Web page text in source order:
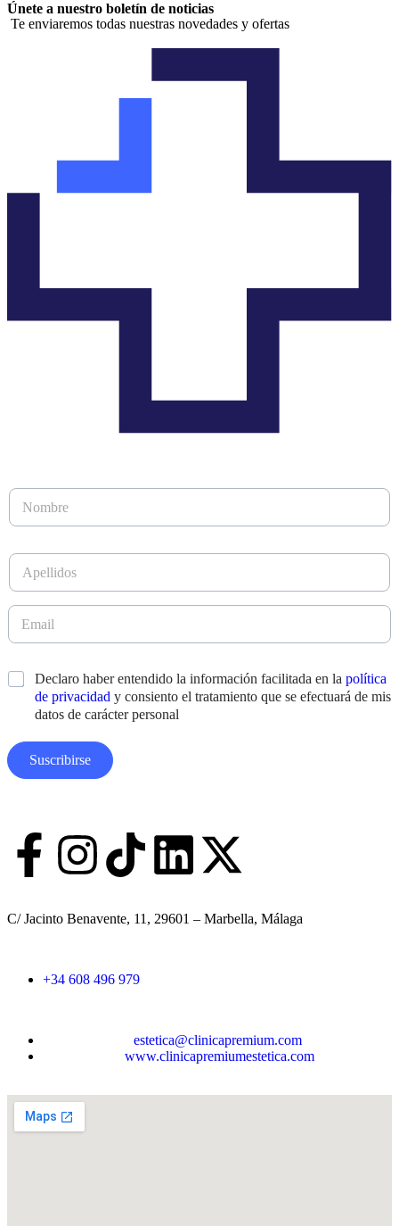
Únete a nuestro boletín de noticias
Te enviaremos todas nuestras novedades y ofertas
N
m
rA
e
l
i
E
a
e
ñ
o
E
a
* Declaro haber entendido la información facilitada en la política
de privacidad y consiento el tratamiento que se efectuará de mis
datos de carácter personal
Suscribirse
C/ Jacinto Benavente, 11, 29601 – Marbella, Málaga​
+34 608 496 979
estetica@clinicapremium.com
www.clinicapremiumestetica.com